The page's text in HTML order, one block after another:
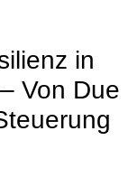
in
Von Due